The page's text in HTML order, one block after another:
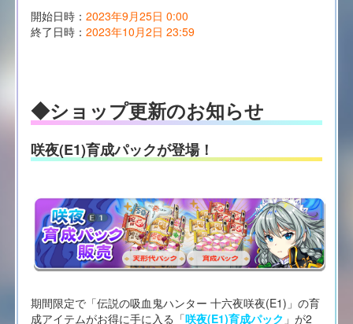
開始日時： 2023年9月25日 0:00
終了日時： 2023年10月2日 23:59
◆ショップ更新のお知らせ
咲夜(E1)育成パックが登場！
期間限定で「伝説の吸血鬼ハンター 十六夜咲夜(E1)」の育
成アイテムがお得に手に入る「咲夜(E1)育成パック 」が2